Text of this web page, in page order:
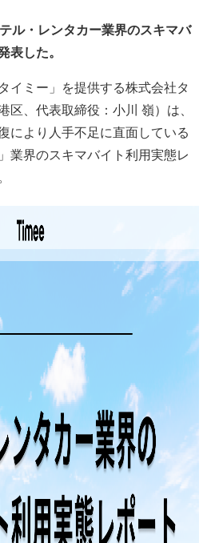
ル・レンタカー業界のスキマバ
表した。
イミー」を提供する株式会社タ
区、代表取締役：小川 嶺）は、
により人手不足に直面している
業界のスキマバイト利用実態レ